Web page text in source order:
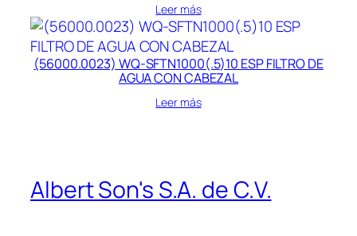
Leer más
(56000.0023) WQ-SFTN1000(.5)10 ESP FILTRO DE
AGUA CON CABEZAL
Leer más
Albert Son's S.A. de C.V.